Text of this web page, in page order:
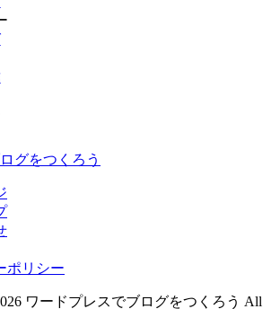
グをつくろう
ポリシー
ワードプレスでブログをつくろう All